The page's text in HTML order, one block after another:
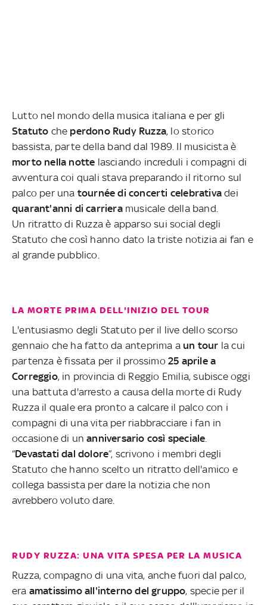
Lutto nel mondo della musica italiana e per gli
Statuto che perdono Rudy Ruzza, lo storico
bassista, parte della band dal 1989. Il musicista è
morto nella notte lasciando increduli i compagni di
avventura coi quali stava preparando il ritorno sul
palco per una tournée di concerti celebrativa dei
quarant'anni di carrieramusicale della band.
Un ritratto di Ruzza è apparso sui social degli
Statuto che così hanno dato la triste notizia ai fan e
al grande pubblico.
LA MORTE PRIMA DELL'INIZIO DEL TOUR
L'entusiasmo degli Statuto per il live dello scorso
gennaio che ha fatto da anteprima aun tour la cui
partenza è fissata per il prossimo 25 aprile a
Correggio, in provincia di Reggio Emilia, subisce oggi
una battuta d'arresto a causa della morte di Rudy
Ruzza il quale era pronto a calcare il palco con i
compagni di una vita per riabbracciare i fan in
occasione di unanniversario così speciale
“Devastati dal dolore”, scrivono i membri degli
Statuto che hanno scelto un ritratto dell'amico e
collega bassista per dare la notizia che non
avrebbero voluto dare.
RUDY RUZZA: UNA VITA SPESA PER LA MUSICA
Ruzza, compagno di una vita, anche fuori dal palco,
era amatissimo all'interno del gruppo, specie per il